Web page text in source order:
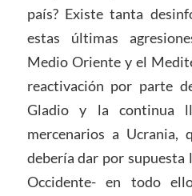
país? Existe tanta
estas últimas
Medio Oriente y el
reactivación por parte
Gladio y la continua
mercenarios a
debería dar por supuesta
Occidente- en todo